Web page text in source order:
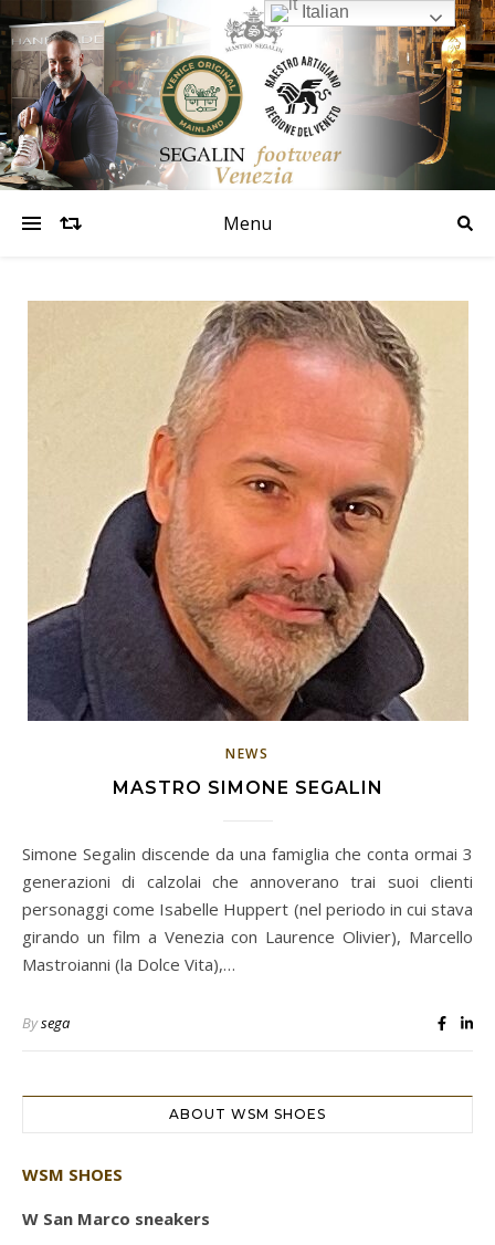
Menu
NEWS
MASTRO SIMONE SEGALIN
Simone Segalin discende da una famiglia che conta ormai 3
generazioni di calzolai che annoverano trai suoi clienti
personaggi come Isabelle Huppert (nel periodo in cui stava
girando un film a Venezia con Laurence Olivier), Marcello
Mastroianni (la Dolce Vita),…
Bysega
ABOUT WSM SHOES
WSM SHOES
W San Marco sneakers
Italian